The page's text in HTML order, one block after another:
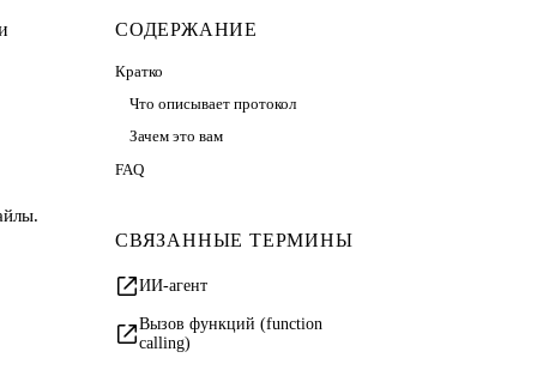
СОДЕРЖАНИЕ
Кратко
Что описывает протокол
Зачем это вам
FAQ
СВЯЗАННЫЕ ТЕРМИНЫ
ИИ-агент
Вызов функций (function
calling)